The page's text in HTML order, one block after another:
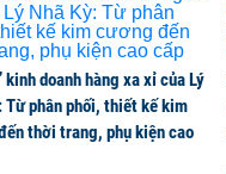
kinh doanh hàng xa xỉ của Lý
Từ phân phối, thiết kế kim
thời trang, phụ kiện cao